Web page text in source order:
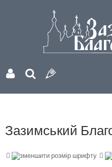
Зазимський